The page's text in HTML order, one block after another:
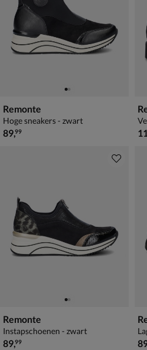
Remonte
Hoge sneakers - zwart
€ 89,99
89,99 €
Remonte
Instapschoenen - zwart
€ 89,99
89,99 €